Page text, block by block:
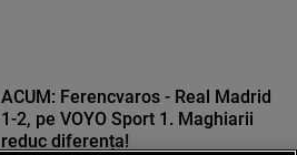
ACUM: Ferencvaros - Real Madrid
1-2, pe VOYO Sport 1. Maghiarii
reduc diferența!